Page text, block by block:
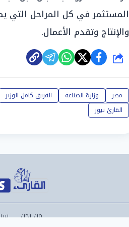
المستثمر في كل المراحل التي
والإنتاج وتقدم الأعمال.
شارك
مصر وزارة الصناعة الفريق كامل الوزير
القارئ نيوز
من نحن